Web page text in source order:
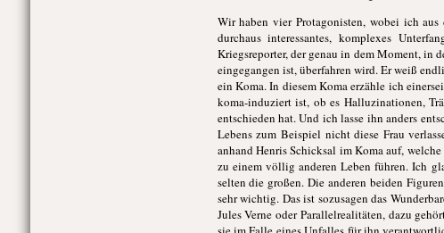
Wir haben vier Protagonisten, wobei ich
durchaus interessantes, komplexes
Kriegsreporter, der genau in dem Moment, in
eingegangen ist, überfahren wird. Er weiß
ein Koma. In diesem Koma erzähle ich
koma-induziert ist, ob es Halluzinationen,
entschieden hat. Und ich lasse ihn anders
Lebens zum Beispiel nicht diese Frau
anhand Henris Schicksal im Koma auf,
zu einem völlig anderen Leben führen. Ich
selten die großen. Die anderen beiden
sehr wichtig. Das ist sozusagen das
Jules Verne oder Parallelrealitäten, dazu